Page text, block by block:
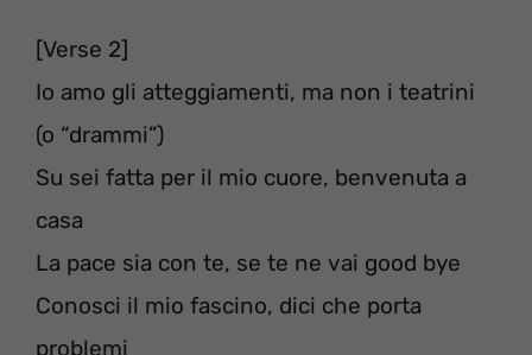
[Verse 2]
Io amo gli atteggiamenti, ma non i teatrini
(o “drammi”)
Su sei fatta per il mio cuore, benvenuta a
casa
La pace sia con te, se te ne vai good bye
Conosci il mio fascino, dici che porta
problemi